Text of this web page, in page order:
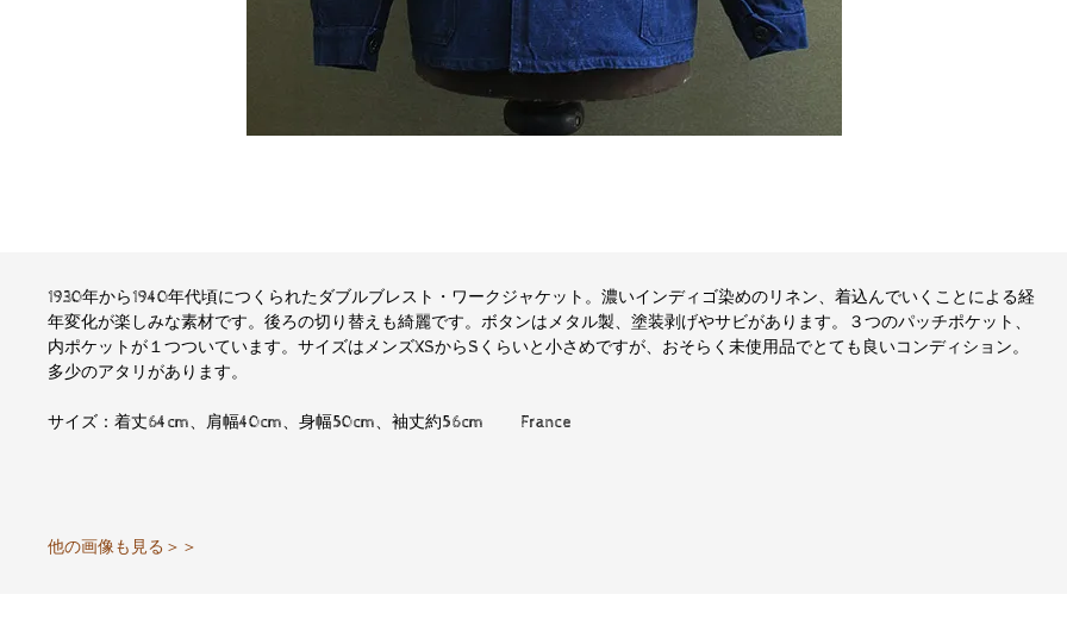
1930年から1940年代頃につくられたダブルブレスト・ワークジャケット。濃いインディゴ染めのリネン、着込んでいくことによる経
年変化が楽しみな素材です。後ろの切り替えも綺麗です。ボタンはメタル製、塗装剥げやサビがあります。３つのパッチポケット、
内ポケットが１つついています。サイズはメンズXSからSくらいと小さめですが、おそらく未使用品でとても良いコンディション。
多少のアタリがあります。
サイズ：着丈64cm、肩幅40cm、身幅50cm、袖丈約56cm France
他の画像も見る＞＞